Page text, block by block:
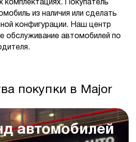
комплектациях. Покупатель
из наличия или сделать
конфигурации. Наш центр
обслуживание автомобилей по
покупки в Major
автомобилей